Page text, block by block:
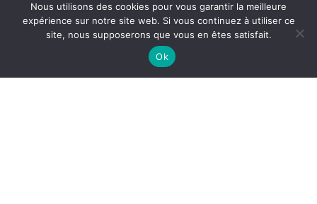
Nous utilisons des cookies pour vous garantir la meilleure
expérience sur notre site web. Si vous continuez à utiliser ce
site, nous supposerons que vous en êtes satisfait.
Ok